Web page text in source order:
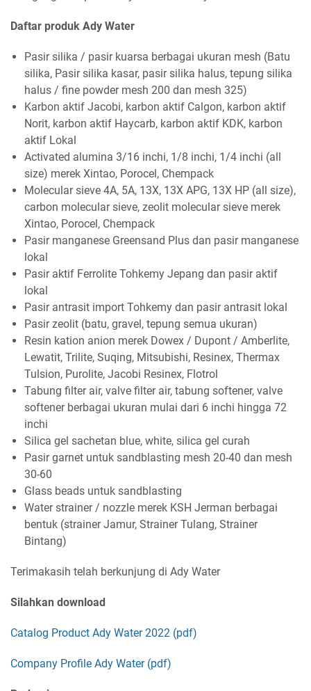
Daftar produk Ady Water
Pasir silika / pasir kuarsa berbagai ukuran mesh (Batu
silika, Pasir silika kasar, pasir silika halus, tepung silika
halus / fine powder mesh 200 dan mesh 325)
Karbon aktif Jacobi, karbon aktif Calgon, karbon aktif
Norit, karbon aktif Haycarb, karbon aktif KDK, karbon
aktif Lokal
Activated alumina 3/16 inchi, 1/8 inchi, 1/4 inchi (all
size) merek Xintao, Porocel, Chempack
Molecular sieve 4A, 5A, 13X, 13X APG, 13X HP (all size),
carbon molecular sieve, zeolit molecular sieve merek
Xintao, Porocel, Chempack
Pasir manganese Greensand Plus dan pasir manganese
lokal
Pasir aktif Ferrolite Tohkemy Jepang dan pasir aktif
lokal
Pasir antrasit import Tohkemy dan pasir antrasit lokal
Pasir zeolit (batu, gravel, tepung semua ukuran)
Resin kation anion merek Dowex / Dupont / Amberlite,
Lewatit, Trilite, Suqing, Mitsubishi, Resinex, Thermax
Tulsion, Purolite, Jacobi Resinex, Flotrol
Tabung filter air, valve filter air, tabung softener, valve
softener berbagai ukuran mulai dari 6 inchi hingga 72
inchi
Silica gel sachetan blue, white, silica gel curah
Pasir garnet untuk sandblasting mesh 20-40 dan mesh
30-60
Glass beads untuk sandblasting
Water strainer / nozzle merek KSH Jerman berbagai
bentuk (strainer Jamur, Strainer Tulang, Strainer
Bintang)
Terimakasih telah berkunjung di Ady Water
Silahkan download
Catalog Product Ady Water 2022 (pdf)
Company Profile Ady Water (pdf)